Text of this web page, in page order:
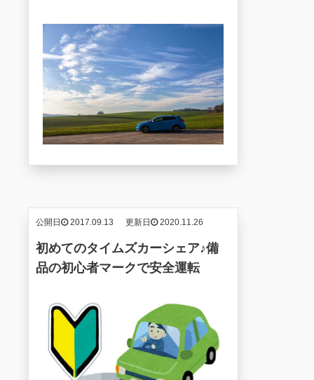
公開日 2017.09.13 更新日 2020.11.26
初めてのタイムズカーシェア♪備
品の初心者マークで安全運転